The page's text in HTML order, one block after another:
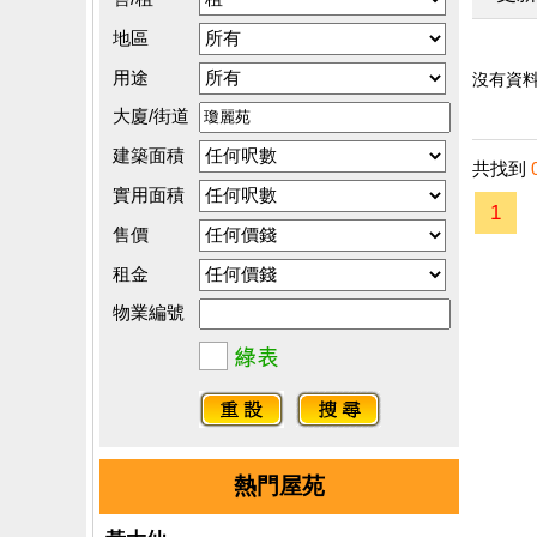
地區
用途
大廈/街道
建築面積
實用面積
售價
租金
物業編號
熱門屋苑
沒有資料
共找到
1